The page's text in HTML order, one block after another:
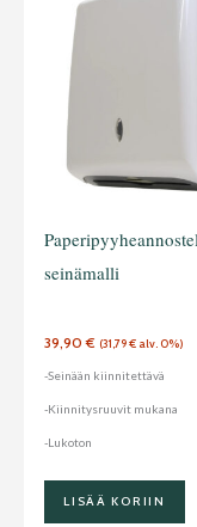
seinämalli
39,90€ (31,79€ alv. 0%)
-Seinään kiinnitettävä
-Kiinnitysruuvit mukana
-Lukoton
LISÄÄ KORIIN